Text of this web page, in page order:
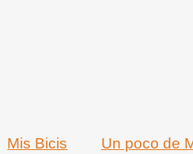
Mis Bicis Un poco de